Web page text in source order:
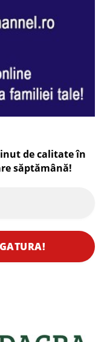
de calitate în
săptămână!